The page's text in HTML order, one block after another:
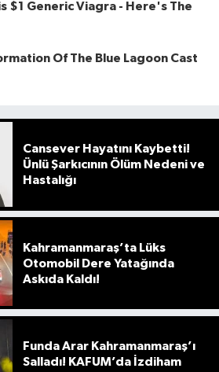
Cansever Hayatını Kaybetti!
Ünlü Şarkıcının Ölüm Nedeni ve
Hastalığı
Kahramanmaraş’ta Lüks
Otomobil Dere Yatağında
Askıda Kaldı!
Funda Arar Kahramanmaraş’ı
Salladı! KAFUM’da İzdiham